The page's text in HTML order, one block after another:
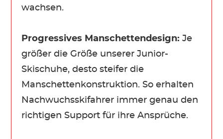
wachsen.
Progressives Manschettendesign: Je
größer die Größe unserer Junior-
Skischuhe, desto steifer die
Manschettenkonstruktion. So erhalten
Nachwuchsskifahrer immer genau den
richtigen Support für ihre Ansprüche.